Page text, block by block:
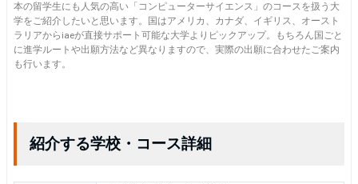
本の留学生にも人気の高い「コンピューターサイエンス」のコースを扱う大
学をご紹介したいと思います。国はアメリカ、カナダ、イギリス、オースト
ラリアからiaeが直接サポート可能な大学よりピックアップ。もちろん国ごと
に進学ルートや出願方法など異なりますので、実際の出願に合わせたご案内
も行います。
紹介する学校・コース詳細